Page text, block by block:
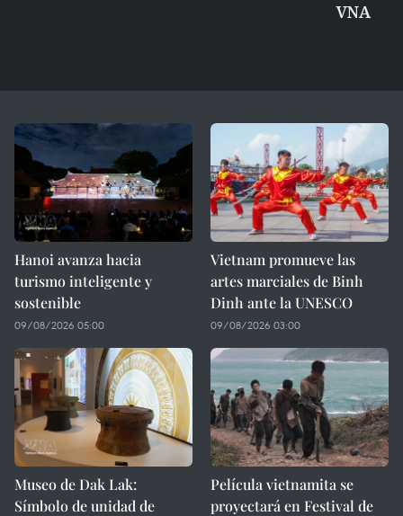
VNA
Hanoi avanza hacia
turismo inteligente y
sostenible
09/08/2026 05:00
Vietnam promueve las
artes marciales de Binh
Dinh ante la UNESCO
09/08/2026 03:00
Museo de Dak Lak:
Símbolo de unidad de
Película vietnamita se
proyectará en Festival de